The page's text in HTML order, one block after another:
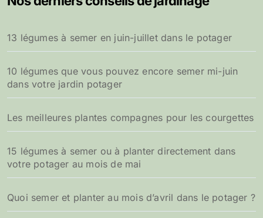
13 légumes à semer en juin-juillet dans le potager
10 légumes que vous pouvez encore semer mi-juin
dans votre jardin potager
Les meilleures plantes compagnes pour les courgettes
15 légumes à semer ou à planter directement dans
votre potager au mois de mai
Quoi semer et planter au mois d’avril dans le potager ?